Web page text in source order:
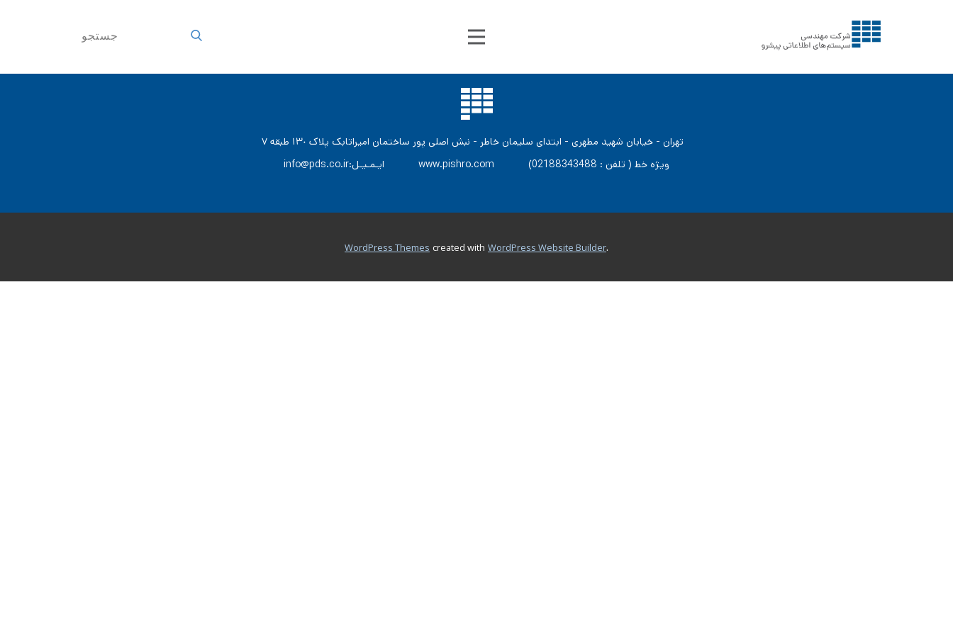
info@pds.co.ir:ایـمـیـل www.pishro.com (ویژه خط ( تلفن : 02188343488
WordPress Themes created with WordPress Website Builder.